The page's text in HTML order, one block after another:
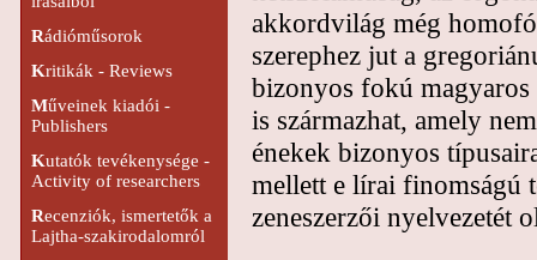
Rádióműsorok
Kritikák - Reviews
Műveinek kiadói -
Publishers
Kutatók tevékenysége -
Activity of researchers
Recenziók, ismertetők a
Lajtha-szakirodalomról
akkordvilág még
szerephez jut a
bizonyos fokú magyaros
is származhat, amely
énekek bizonyos
mellett e lírai finomságú
zeneszerzői nyelvezetét